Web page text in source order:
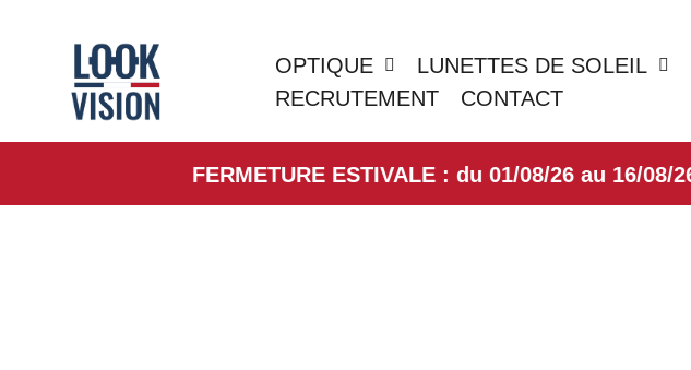
OPTIQUE LUNETTES DE SOLEIL
RECRUTEMENT
CONTACT
FERMETURE ESTIVALE : du 01/08/26 au 16/08/26